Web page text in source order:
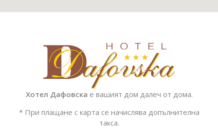
Хотел Дафовска е вашият дом далеч от дома.
* При плащане с карта се начислява допълнителна
такса.